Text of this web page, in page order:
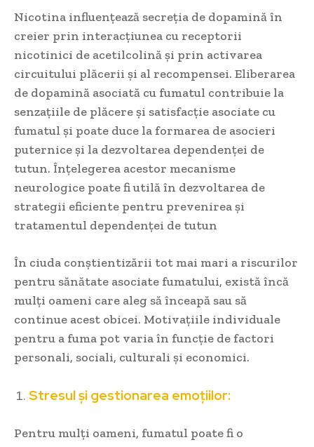
Nicotina influențează secreția de dopamină în
creier prin interacțiunea cu receptorii
nicotinici de acetilcolină și prin activarea
circuitului plăcerii și al recompensei. Eliberarea
de dopamină asociată cu fumatul contribuie la
senzațiile de plăcere și satisfacție asociate cu
fumatul și poate duce la formarea de asocieri
puternice și la dezvoltarea dependenței de
tutun. Înțelegerea acestor mecanisme
neurologice poate fi utilă în dezvoltarea de
strategii eficiente pentru prevenirea și
tratamentul dependenței de tutun
În ciuda conștientizării tot mai mari a riscurilor
pentru sănătate asociate fumatului, există încă
mulți oameni care aleg să înceapă sau să
continue acest obicei. Motivațiile individuale
pentru a fuma pot varia în funcție de factori
personali, sociali, culturali și economici.
Stresul și gestionarea emoțiilor:
Pentru mulți oameni, fumatul poate fi o